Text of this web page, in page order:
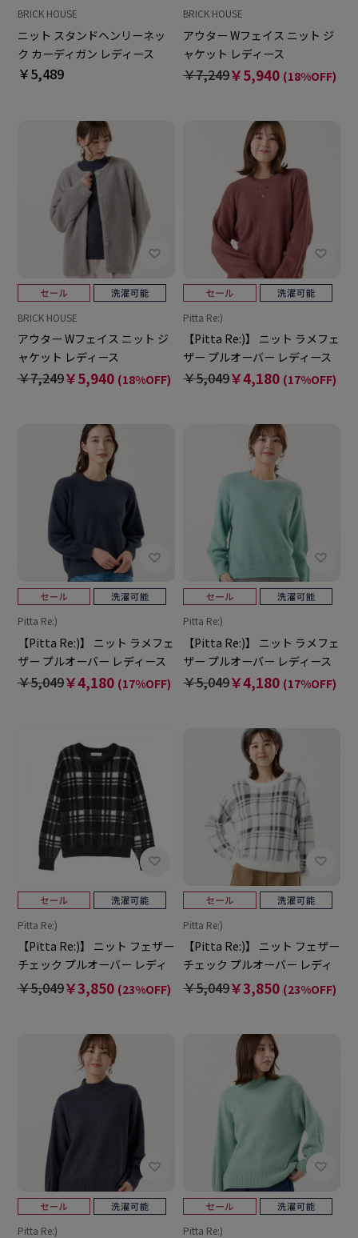
BRICK HOUSE
ニット スタンドヘンリーネッ
ク カーディガン レディース
￥5,489
BRICK HOUSE
アウター Wフェイス ニット ジ
ャケット レディース
￥7,249￥5,940 (18%OFF)
BRICK HOUSE
アウター Wフェイス ニット ジ
ャケット レディース
￥7,249￥5,940 (18%OFF)
Pitta Re:)
【Pitta Re:)】 ニット ラメフェ
ザー プルオーバー レディース
￥5,049￥4,180 (17%OFF)
Pitta Re:)
【Pitta Re:)】 ニット ラメフェ
ザー プルオーバー レディース
￥5,049￥4,180 (17%OFF)
Pitta Re:)
【Pitta Re:)】 ニット ラメフェ
ザー プルオーバー レディース
￥5,049￥4,180 (17%OFF)
Pitta Re:)
【Pitta Re:)】 ニット フェザー
チェック プルオーバー レディ
ース
￥5,049￥3,850 (23%OFF)
Pitta Re:)
【Pitta Re:)】 ニット フェザー
チェック プルオーバー レディ
ース
￥5,049￥3,850 (23%OFF)
Pitta Re:) Pitta Re:)